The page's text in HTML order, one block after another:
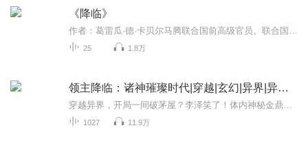
《降临》
25 1.8万
领主降临：诸神璀璨时代|穿越|玄幻|异界|异世大陆|玄幻
1027 11.9万